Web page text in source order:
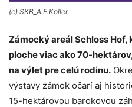
(c) SKB_A.E.Koller
Zámocký areál Schloss
ploche viac ako 70-
na výlet pre celú rodinu.
výstavy zámok očarí aj
15-hektárovou barokovou